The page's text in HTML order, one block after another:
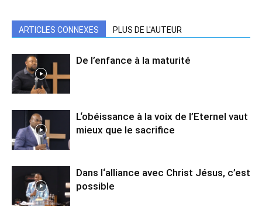
ARTICLES CONNEXES PLUS DE L'AUTEUR
De l’enfance à la maturité
L‘obéissance à la voix de l’Eternel vaut
mieux que le sacrifice
Dans l‘alliance avec Christ Jésus, c’est
possible